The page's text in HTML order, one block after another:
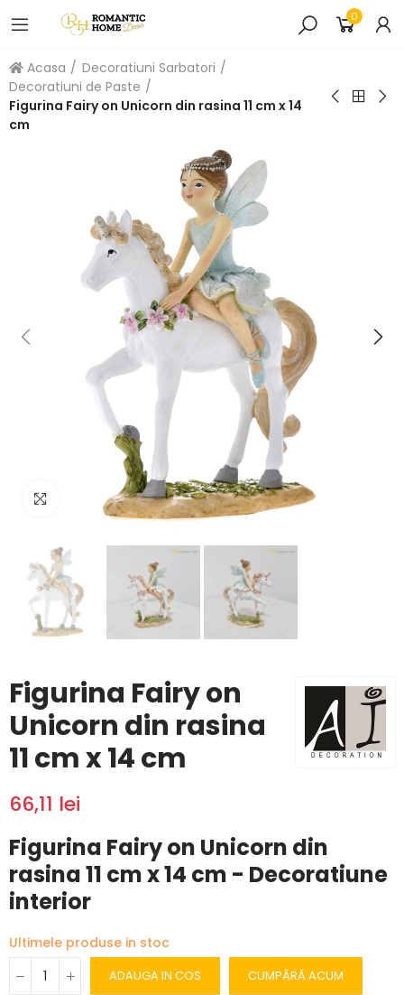
0
Acasa
Decoratiuni Sarbatori
Decoratiuni de Paste
Figurina Fairy on Unicorn din rasina 11 cm x 14
cm
Click to enlarge
Figurina Fairy on
Unicorn din rasina
11 cm x 14 cm
66,11 lei
Figurina Fairy on Unicorn din
rasina 11 cm x 14 cm - Decoratiune
interior
Ultimele produse in stoc
ADAUGA IN COS CUMPĂRĂ ACUM